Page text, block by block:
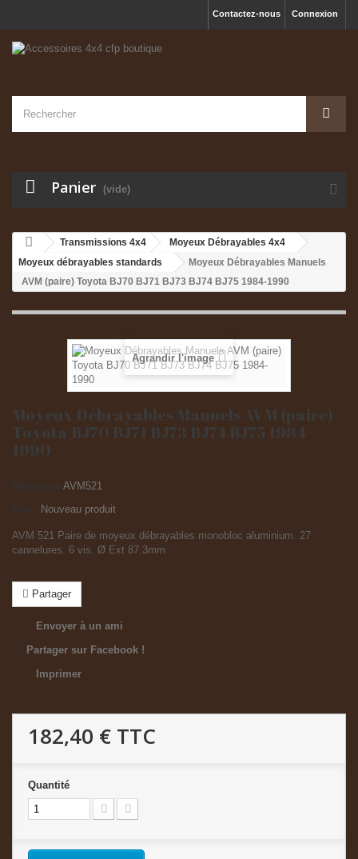
Connexion
Contactez-nous
Panier (vide)
Transmissions 4x4
Moyeux Débrayables 4x4
Moyeux débrayables standards
Moyeux Débrayables Manuels
AVM (paire) Toyota BJ70 BJ71 BJ73 BJ74 BJ75 1984-1990
Agrandir l'image
Moyeux Débrayables Manuels AVM (paire)
Toyota BJ70 BJ71 BJ73 BJ74 BJ75 1984-
1990
Référence
AVM521
Nouveau produit
AVM 521 Paire de moyeux débrayables monobloc aluminium. 27
cannelures. 6 vis. Ø Ext 87.3mm
Partager
Envoyer à un ami
Partager sur Facebook !
Imprimer
182,40 € TTC
Quantité